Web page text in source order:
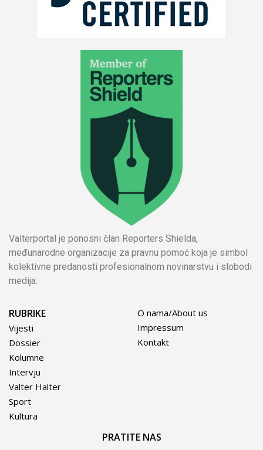
Valterportal je ponosni član Reporters Shielda,
međunarodne organizacije za pravnu pomoć koja je simbol
kolektivne predanosti profesionalnom novinarstvu i slobodi
medija.
RUBRIKE
Vijesti
Dossier
Kolumne
Intervju
Valter Halter
Sport
Kultura
O nama/About us
Impressum
Kontakt
PRATITE NAS